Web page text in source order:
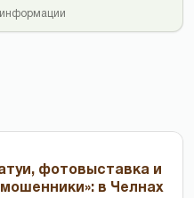
фотовыставка и
в Челнах